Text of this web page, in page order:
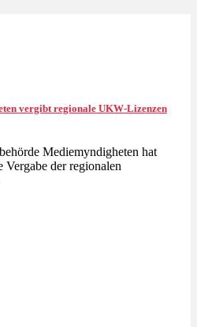
vergibt regionale UKW-Lizenzen
Mediemyndigheten hat
Vergabe der regionalen